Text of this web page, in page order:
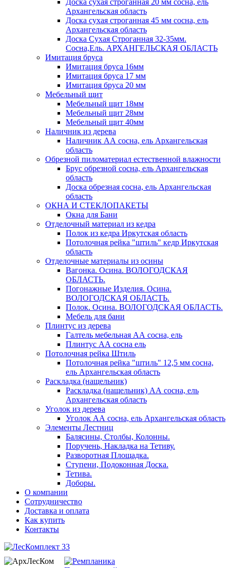
Доска сухая строганная 20 мм сосна, ель
Архангельская область
Доска сухая строганная 45 мм сосна, ель
Архангельская область
Доска Сухая Строганная 32-35мм.
Сосна,Ель. АРХАНГЕЛЬСКАЯ ОБЛАСТЬ
Имитация бруса
Имитация бруса 16мм
Имитация бруса 17 мм
Имитация бруса 20 мм
Мебельный щит
Мебельный щит 18мм
Мебельный щит 28мм
Мебельный щит 40мм
Наличник из дерева
Наличник АА сосна, ель Архангельская
область
Обрезной пиломатериал естественной влажности
Брус обрезной сосна, ель Архангельская
область
Доска обрезная сосна, ель Архангельская
область
ОКНА И СТЕКЛОПАКЕТЫ
Окна для Бани
Отделочный материал из кедра
Полок из кедра Иркутская область
Потолочная рейка "штиль" кедр Иркутская
область
Отделочные материалы из осины
Вагонка. Осина. ВОЛОГОДСКАЯ
ОБЛАСТЬ.
Погонажные Изделия. Осина.
ВОЛОГОДСКАЯ ОБЛАСТЬ.
Полок. Осина. ВОЛОГОДСКАЯ ОБЛАСТЬ.
Мебель для бани
Плинтус из дерева
Галтель мебельная АА сосна, ель
Плинтус АА сосна ель
Потолочная рейка Штиль
Потолочная рейка "штиль" 12,5 мм сосна,
ель Архангельская область
Раскладка (нащельник)
Раскладка (нащельник) АА сосна, ель
Архангельская область
Уголок из дерева
Уголок АА сосна, ель Архангельская область
Элементы Лестниц
Балясины, Столбы, Колонны.
Поручень, Накладка на Тетиву.
Разворотная Площадка.
Ступени, Подоконная Доска.
Тетива.
Доборы.
О компании
Сотрудничество
Доставка и оплата
Как купить
Контакты